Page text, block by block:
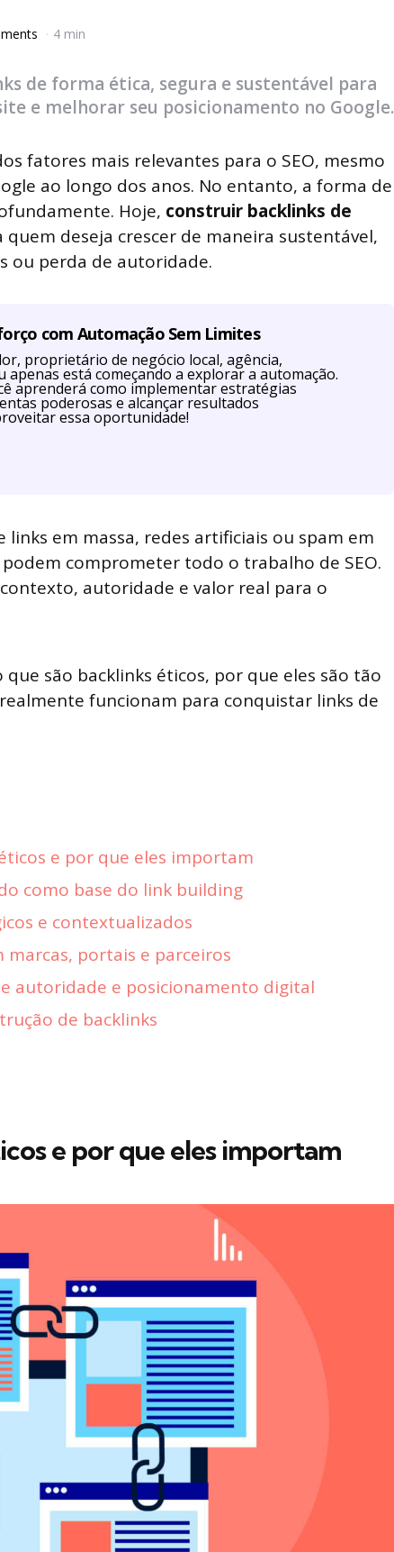
4 min
de forma ética, segura e sustentável para
e melhorar seu posicionamento no Google.
fatores mais relevantes para o SEO, mesmo
ao longo dos anos. No entanto, a forma de
Hoje, construir backlinks de
quem deseja crescer de maneira sustentável,
ou perda de autoridade.
com Automação Sem Limites
proprietário de negócio local, agência,
está começando a explorar a automação.
aprenderá como implementar estratégias
poderosas e alcançar resultados
essa oportunidade!
em massa, redes artificiais ou spam em
comprometer todo o trabalho de SEO.
autoridade e valor real para o
são backlinks éticos, por que eles são tão
funcionam para conquistar links de
e por que eles importam
como base do link building
e contextualizados
marcas, portais e parceiros
autoridade e posicionamento digital
de backlinks
e por que eles importam